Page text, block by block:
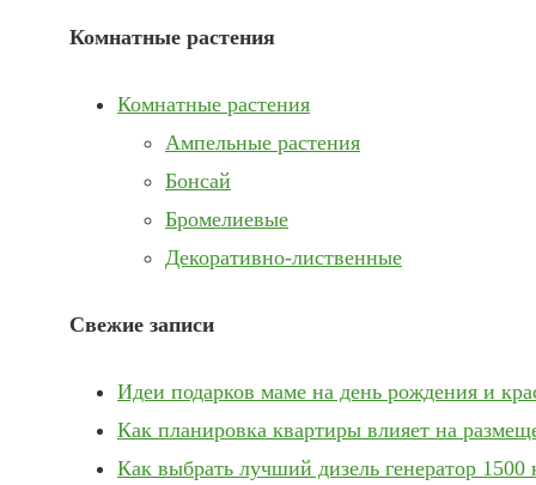
Комнатные растения
Комнатные растения
Ампельные растения
Бонсай
Бромелиевые
Декоративно-лиственные
Свежие записи
Идеи подарков маме на день рождения и
Как планировка квартиры влияет на
Как выбрать лучший дизель генератор 1500